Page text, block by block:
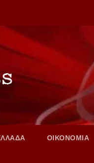
ΟΙΚΟΝΟΜΙΑ